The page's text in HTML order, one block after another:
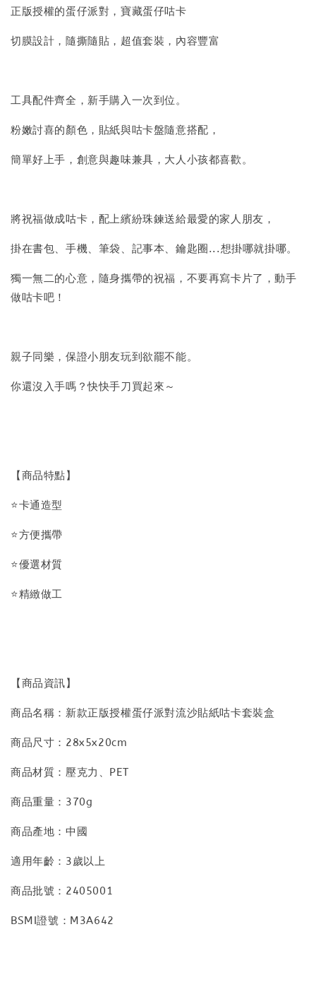
正版授權的蛋仔派對，寶藏蛋仔咕卡
切膜設計，隨撕隨貼，超值套裝，內容豐富
工具配件齊全，新手購入一次到位。
粉嫩討喜的顏色，貼紙與咕卡盤隨意搭配，
簡單好上手，創意與趣味兼具，大人小孩都喜歡。
將祝福做成咕卡，配上繽紛珠鍊送給最愛的家人朋友，
掛在書包、手機、筆袋、記事本、鑰匙圈...想掛哪就掛哪。
獨一無二的心意，隨身攜帶的祝福，不要再寫卡片了，動手
做咕卡吧！
親子同樂，保證小朋友玩到欲罷不能。
你還沒入手嗎？快快手刀買起來～
【商品特點】
⭐卡通造型
⭐方便攜帶
⭐優選材質
⭐精緻做工
【商品資訊】
商品名稱：新款正版授權蛋仔派對流沙貼紙咕卡套裝盒
商品尺寸：28x5x20cm
商品材質：壓克力、PET
商品重量：370g
商品產地：中國
適用年齡：3歲以上
商品批號：2405001
BSMI證號：M3A642